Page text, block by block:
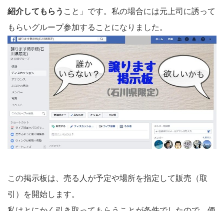
紹介してもらう こと」です。私の場合には元上司に誘って
もらいグループ参加することになりました。
この掲示板は、売る人が予定や場所を指定して販売（取
引）を開始します。